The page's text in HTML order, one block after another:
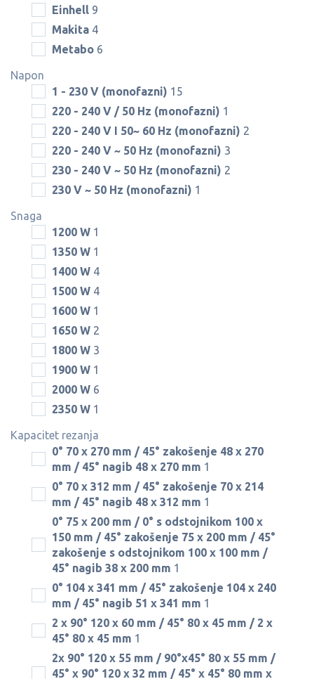
Einhell 9
Makita 4
Metabo 6
Napon
1 - 230 V (monofazni) 15
220 - 240 V / 50 Hz (monofazni) 1
220 - 240 V I 50~ 60 Hz (monofazni) 2
220 - 240 V ~ 50 Hz (monofazni) 3
230 - 240 V ~ 50 Hz (monofazni) 2
230 V ~ 50 Hz (monofazni) 1
Snaga
1200 W 1
1350 W 1
1400 W 4
1500 W 4
1600 W 1
1650 W 2
1800 W 3
1900 W 1
2000 W 6
2350 W 1
Kapacitet rezanja
0° 70 x 270 mm / 45° zakošenje 48 x 270
mm / 45° nagib 48 x 270 mm 1
0° 70 x 312 mm / 45° zakošenje 70 x 214
mm / 45° nagib 48 x 312 mm 1
0° 75 x 200 mm / 0° s odstojnikom 100 x
150 mm / 45° zakošenje 75 x 200 mm / 45°
zakošenje s odstojnikom 100 x 100 mm /
45° nagib 38 x 200 mm 1
0° 104 x 341 mm / 45° zakošenje 104 x 240
mm / 45° nagib 51 x 341 mm 1
2 x 90° 120 x 60 mm / 45° 80 x 45 mm / 2 x
45° 80 x 45 mm 1
2x 90° 120 x 55 mm / 90°x45° 80 x 55 mm /
45° x 90° 120 x 32 mm / 45° x 45° 80 mm x